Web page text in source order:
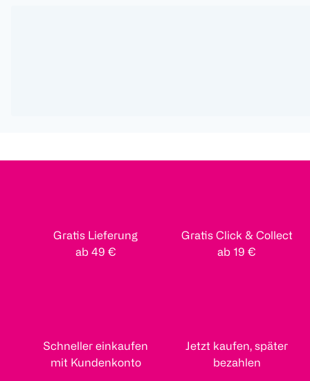
Gratis Lieferung
ab 49 €
Gratis Click & Collect
ab 19 €
Schneller einkaufen
mit Kundenkonto
Jetzt kaufen, später
bezahlen